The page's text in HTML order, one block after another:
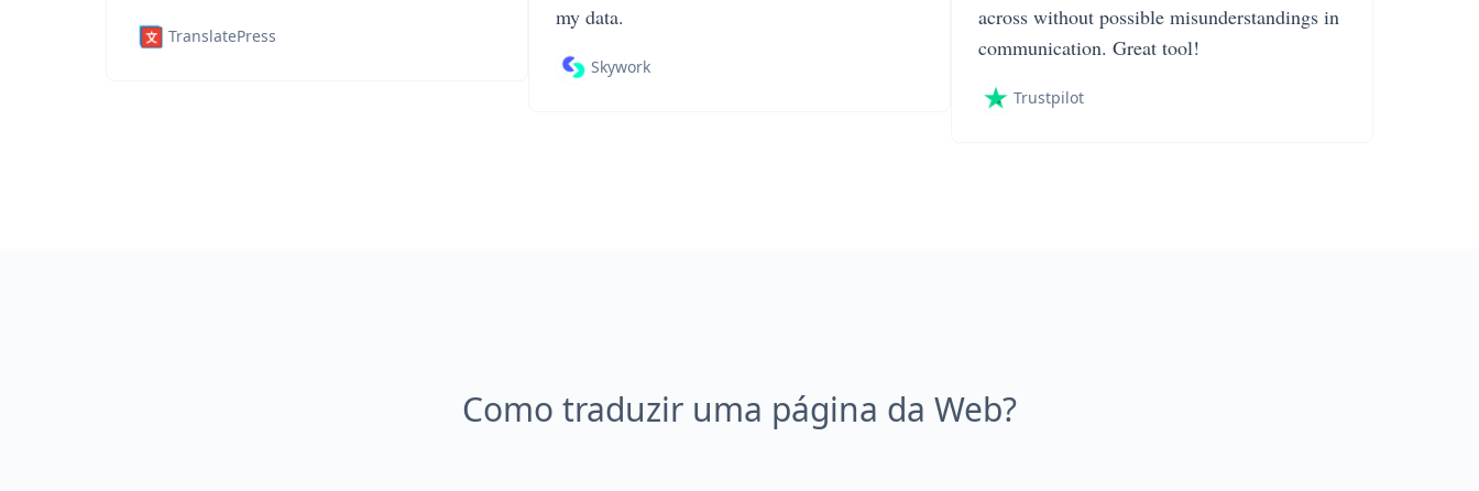
TranslatePress
my data.
Skywork
across without possible misunderstandings in
communication. Great tool!
Trustpilot
Como traduzir uma página da Web?